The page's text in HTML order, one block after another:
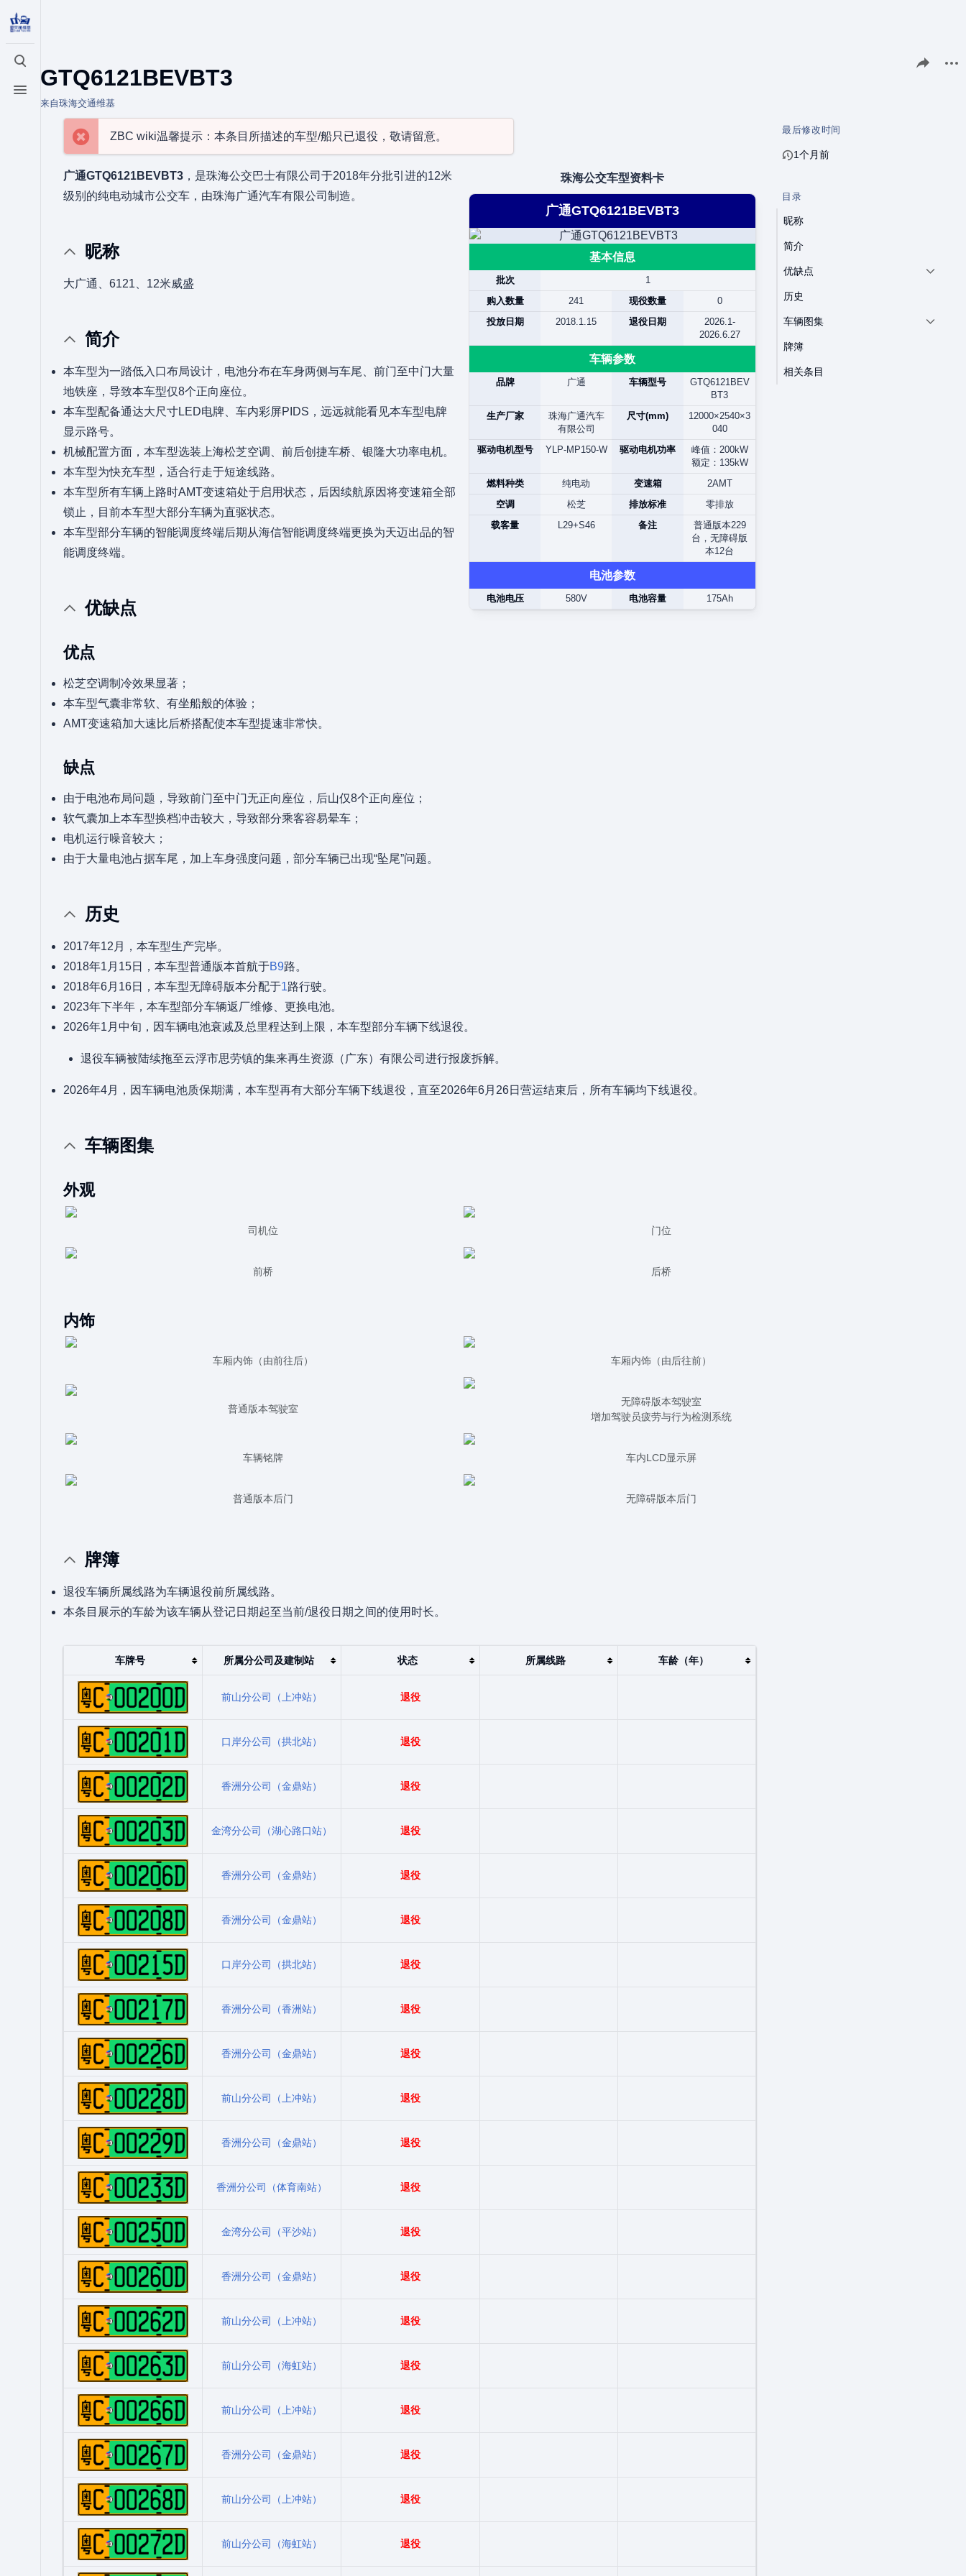
打开/关闭搜索
打开/关闭菜单
GTQ6121BEVBT3
来自珠海交通维基
分享此页面
ZBC wiki温馨提示：本条目所描述的车型/船只已退役，敬请留意。
珠海公交车型资料卡
广通GTQ6121BEVBT3
基本信息
批次
1
购入数量
241 现役数量
0
投放日期
2018.1.15 退役日期
2026.1-
2026.6.27
车辆参数
品牌 广通 车辆型号
GTQ6121BEV
BT3
生产厂家
珠海广通汽车
有限公司
尺寸(mm)
12000×2540×3
040
驱动电机型号
YLP-MP150-W 驱动电机功率
峰值：200kW
额定：135kW
燃料种类
纯电动 变速箱
2AMT
空调
松芝 排放标准
零排放
载客量
L29+S46 备注
普通版本229
台，无障碍版
本12台
电池参数
电池电压 580V 电池容量 175Ah
广通GTQ6121BEVBT3 ，是珠海公交巴士有限公司于2018年分批引进的12米
级别的纯电动城市公交车，由珠海广通汽车有限公司制造。
昵称
大广通、6121、12米威盛
简介
本车型为一踏低入口布局设计，电池分布在车身两侧与车尾、前门至中门大量
地铁座，导致本车型仅8个正向座位。
本车型配备通达大尺寸LED电牌、车内彩屏PIDS，远远就能看见本车型电牌
显示路号。
机械配置方面，本车型选装上海松芝空调、前后创捷车桥、银隆大功率电机。
本车型为快充车型，适合行走于短途线路。
本车型所有车辆上路时AMT变速箱处于启用状态，后因续航原因将变速箱全部
锁止，目前本车型大部分车辆为直驱状态。
本车型部分车辆的智能调度终端后期从海信智能调度终端更换为天迈出品的智
能调度终端。
优缺点
优点
松芝空调制冷效果显著；
本车型气囊非常软、有坐船般的体验；
AMT变速箱加大速比后桥搭配使本车型提速非常快。
缺点
由于电池布局问题，导致前门至中门无正向座位，后山仅8个正向座位；
软气囊加上本车型换档冲击较大，导致部分乘客容易晕车；
电机运行噪音较大；
由于大量电池占据车尾，加上车身强度问题，部分车辆已出现“坠尾”问题。
历史
2017年12月，本车型生产完毕。
2018年1月15日，本车型普通版本首航于B9路。
2018年6月16日，本车型无障碍版本分配于1路行驶。
2023年下半年，本车型部分车辆返厂维修、更换电池。
2026年1月中旬，因车辆电池衰减及总里程达到上限，本车型部分车辆下线退役。
退役车辆被陆续拖至云浮市思劳镇的集来再生资源（广东）有限公司进行报废拆解。
2026年4月，因车辆电池质保期满，本车型再有大部分车辆下线退役，直至2026年6月26日营运结束后，所有车辆均下线退役。
车辆图集
外观
司机位 门位
前桥 后桥
内饰
车厢内饰（由前往后） 车厢内饰（由后往前）
普通版本驾驶室
无障碍版本驾驶室
增加驾驶员疲劳与行为检测系统
车辆铭牌 车内LCD显示屏
普通版本后门 无障碍版本后门
牌簿
退役车辆所属线路为车辆退役前所属线路。
本条目展示的车龄为该车辆从登记日期起至当前/退役日期之间的使用时长。
车牌号 所属分公司及建制站 状态 所属线路 车龄（年）
前山分公司（上冲站） 退役
口岸分公司（拱北站） 退役
香洲分公司（金鼎站） 退役
金湾分公司（湖心路口站） 退役
香洲分公司（金鼎站） 退役
香洲分公司（金鼎站） 退役
口岸分公司（拱北站） 退役
香洲分公司（香洲站） 退役
香洲分公司（金鼎站） 退役
前山分公司（上冲站） 退役
香洲分公司（金鼎站） 退役
香洲分公司（体育南站） 退役
金湾分公司（平沙站） 退役
香洲分公司（金鼎站） 退役
前山分公司（上冲站） 退役
前山分公司（海虹站） 退役
前山分公司（上冲站） 退役
香洲分公司（金鼎站） 退役
前山分公司（上冲站） 退役
前山分公司（海虹站） 退役
最后修改时间
1个月前
目录
昵称
简介
优缺点
历史
车辆图集
牌簿
相关条目